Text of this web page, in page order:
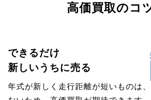
高価買取のコ
できるだけ
新しいうちに売る
年式が新しく走行距離が短いものは